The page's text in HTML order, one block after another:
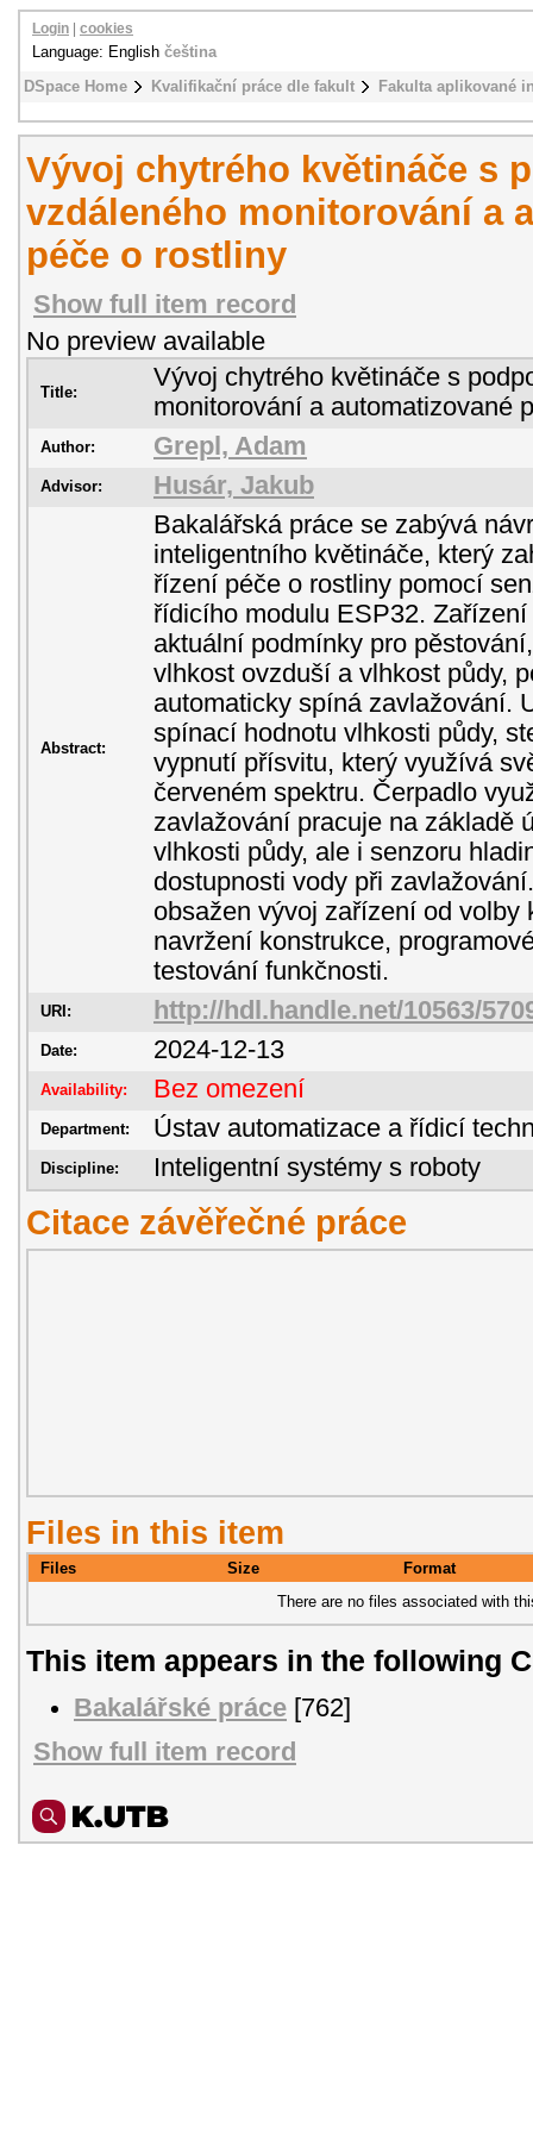
DSpace Home Kvalifikační práce dle fakult Fakulta aplikované
Login cookies
Language: English čeština
Vývoj chytrého květináče s
vzdáleného monitorování a
péče o rostliny
Show full item record
No preview available
Title:
Vývoj chytrého květináče s
monitorování a automatizované
Author: Grepl, Adam
Advisor: Husár, Jakub
Abstract:
Bakalářská práce se zabývá
inteligentního květináče, který
řízení péče o rostliny pomocí
řídicího modulu ESP32.
aktuální podmínky pro
vlhkost ovzduší a vlhkost půdy,
automaticky spíná zavlažování.
spínací hodnotu vlhkosti půdy,
vypnutí přísvitu, který využívá
červeném spektru. Čerpadlo
zavlažování pracuje na základě
vlhkosti půdy, ale i senzoru
dostupnosti vody při
obsažen vývoj zařízení od volby
navržení konstrukce,
testování funkčnosti.
URI: http://hdl.handle.net/10563/
Date: 2024-12-13
Availability: Bez omezení
Department: Ústav automatizace a řídicí
Discipline: Inteligentní systémy s roboty
Citace závěřečné práce
Files in this item
Files Size
Format
There are no files associated with
This item appears in the following
Bakalářské práce [762]
Show full item record